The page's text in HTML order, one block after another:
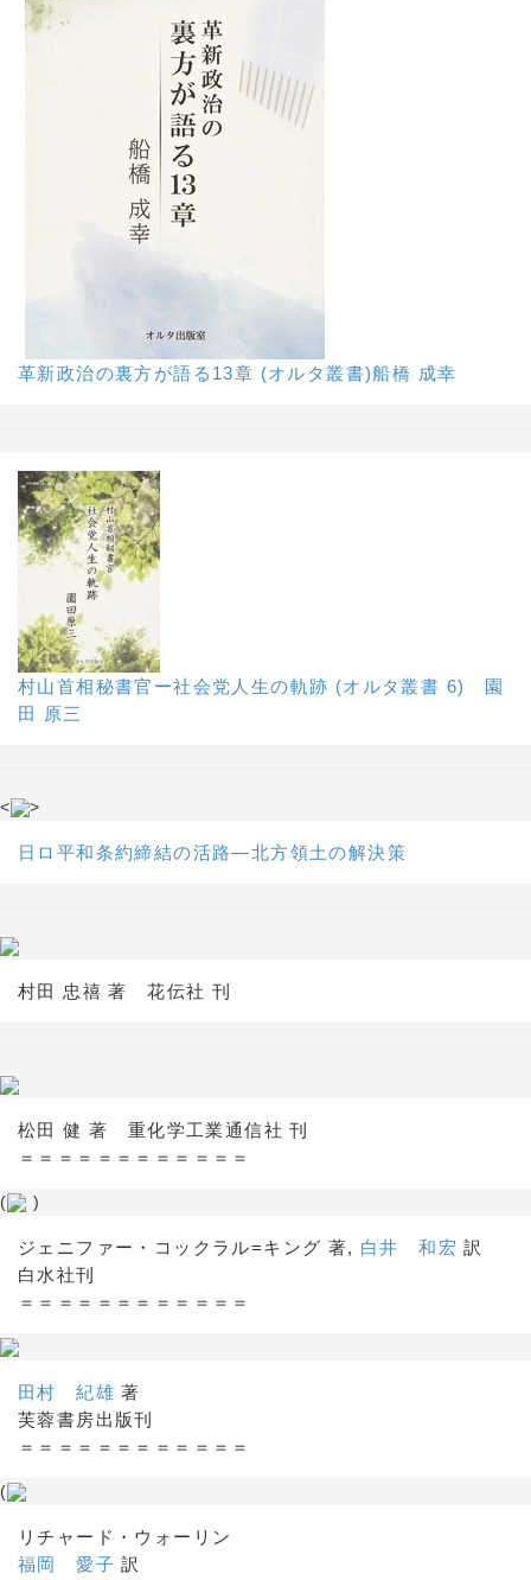
革新政治の裏方が語る13章 (オルタ叢書)船橋 成幸
村山首相秘書官ー社会党人生の軌跡 (オルタ叢書 6) 園
田 原三
< >
日ロ平和条約締結の活路―北方領土の解決策
村田 忠禧 著 花伝社 刊
松田 健 著 重化学工業通信社 刊
＝＝＝＝＝＝＝＝＝＝＝＝
( )
ジェニファー・コックラル=キング 著, 白井 和宏 訳
白水社刊
＝＝＝＝＝＝＝＝＝＝＝＝
田村 紀雄 著
芙蓉書房出版刊
＝＝＝＝＝＝＝＝＝＝＝＝
(
リチャード・ウォーリン
福岡 愛子 訳